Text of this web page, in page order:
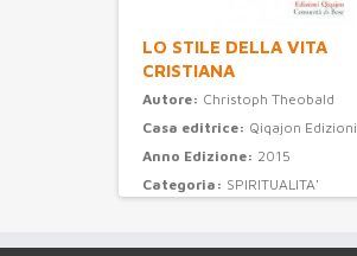
LO STILE DELLA VITA
CRISTIANA
Autore: Christoph Theobald
Casa editrice: Qiqajon Edizioni
Anno Edizione: 2015
Categoria: SPIRITUALITA'